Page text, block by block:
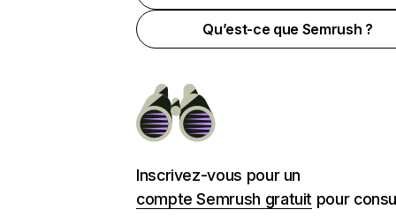
Qu’est-ce que Semrush ?
Inscrivez-vous pour un
compte Semrush gratuit pour